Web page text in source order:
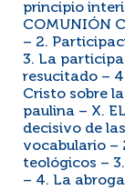
principio
COMUNIÓN
– 2.
3. La
resucitado –
Cristo sobre
paulina – X.
decisivo de
vocabulario –
teológicos –
– 4. La